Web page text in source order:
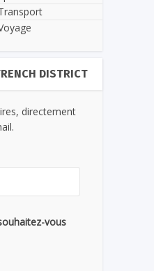
DISTRICT
directement
vous